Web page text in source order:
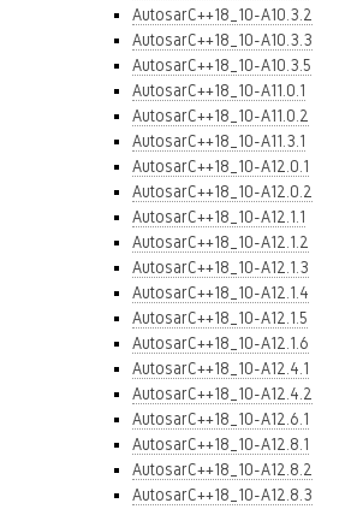
AutosarC++18_10-A10.3.2
AutosarC++18_10-A10.3.3
AutosarC++18_10-A10.3.5
AutosarC++18_10-A11.0.1
AutosarC++18_10-A11.0.2
AutosarC++18_10-A11.3.1
AutosarC++18_10-A12.0.1
AutosarC++18_10-A12.0.2
AutosarC++18_10-A12.1.1
AutosarC++18_10-A12.1.2
AutosarC++18_10-A12.1.3
AutosarC++18_10-A12.1.4
AutosarC++18_10-A12.1.5
AutosarC++18_10-A12.1.6
AutosarC++18_10-A12.4.1
AutosarC++18_10-A12.4.2
AutosarC++18_10-A12.6.1
AutosarC++18_10-A12.8.1
AutosarC++18_10-A12.8.2
AutosarC++18_10-A12.8.3